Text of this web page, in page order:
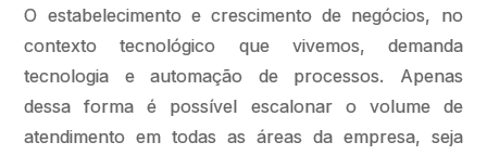
O estabelecimento e crescimento de negócios, no
contexto tecnológico que vivemos, demanda
tecnologia e automação de processos. Apenas
dessa forma é possível escalonar o volume de
atendimento em todas as áreas da empresa, seja